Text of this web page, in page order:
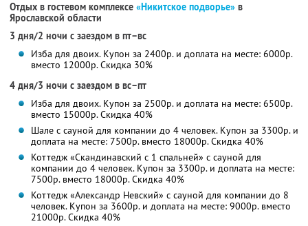
Отдых в гостевом комплексе «Никитское подворье» в
Ярославской области
3 дня/2 ночи с заездом в пт–вс
Изба для двоих. Купон за 2400р. и доплата на месте: 6000р.
вместо 12000р. Скидка 30%
4 дня/3 ночи с заездом в вс–пт
Изба для двоих. Купон за 2500р. и доплата на месте: 6500р.
вместо 15000р. Скидка 40%
Шале с сауной для компании до 4 человек. Купон за 3300р. и
доплата на месте: 7500р. вместо 18000р. Скидка 40%
Коттедж «Скандинавский с 1 спальней» с сауной для
компании до 4 человек. Купон за 3300р. и доплата на месте:
7500р. вместо 18000р. Скидка 40%
Коттедж «Александр Невский» с сауной для компании до 8
человек. Купон за 3600р. и доплата на месте: 9000р. вместо
21000р. Скидка 40%